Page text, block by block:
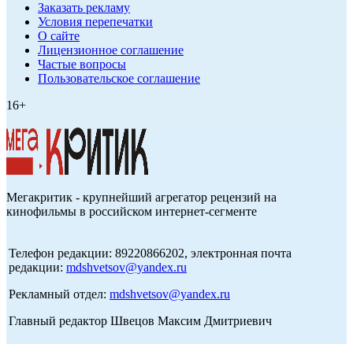
Заказать рекламу
Условия перепечатки
О сайте
Лицензионное соглашение
Частые вопросы
Пользовательское соглашение
16+
Мегакритик - крупнейший агрегатор рецензий на
кинофильмы в российском интернет-сегменте
Телефон редакции: 89220866202, электронная почта
редакции: mdshvetsov@yandex.ru
Рекламный отдел: mdshvetsov@yandex.ru
Главный редактор Швецов Максим Дмитриевич